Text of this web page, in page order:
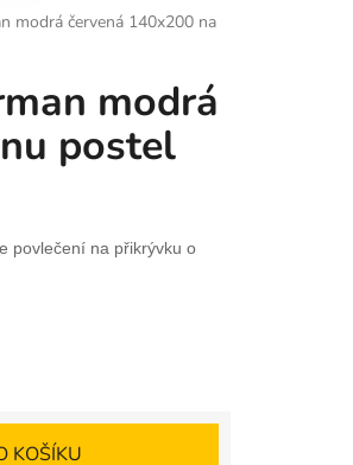
modrá červená 140x200 na
modrá
postel
povlečení na přikrývku o
KOŠÍKU